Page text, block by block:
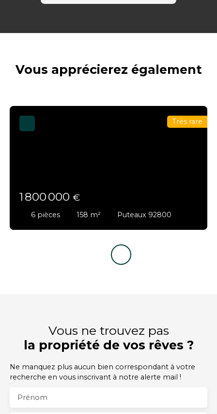
Vous apprécierez également
1 800 000 €
6 pièces 158 m² Puteaux 92800
Très rare
Vous ne trouvez pas
la propriété de vos rêves ?
Ne manquez plus aucun bien correspondant à votre
recherche en vous inscrivant à notre alerte mail !
Prénom